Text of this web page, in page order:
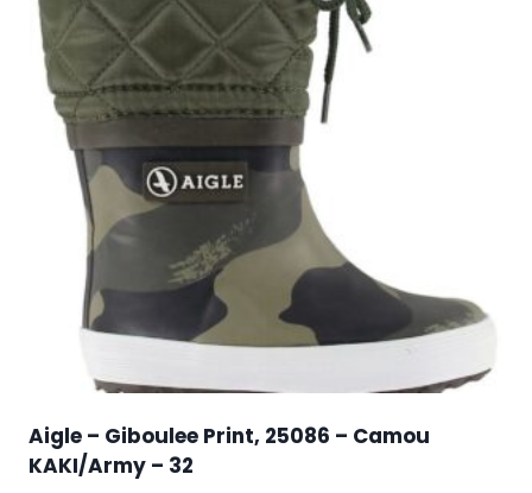
Aigle – Giboulee Print, 25086 – Camou
KAKI/Army – 32